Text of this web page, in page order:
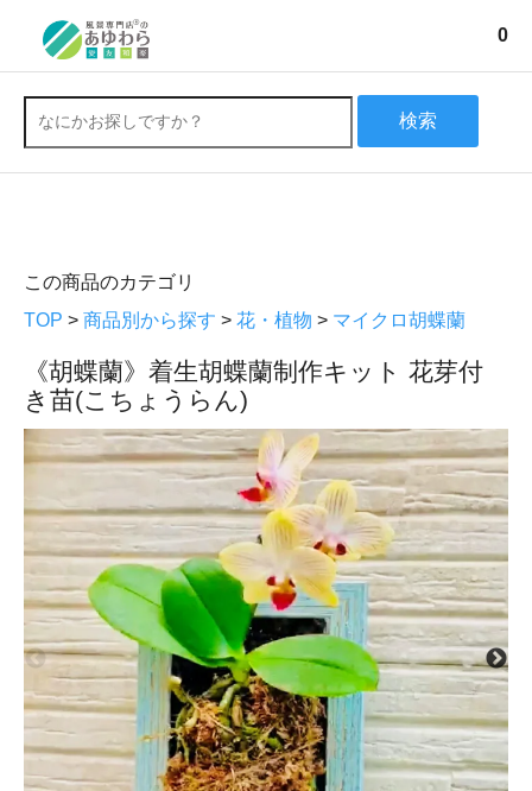
0
検索
この商品のカテゴリ
TOP > 商品別から探す > 花・植物 > マイクロ胡蝶蘭
《胡蝶蘭》着生胡蝶蘭制作キット 花芽付
き苗(こちょうらん)